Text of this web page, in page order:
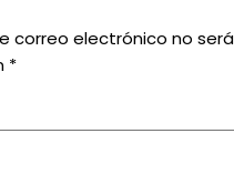
correo electrónico no
*